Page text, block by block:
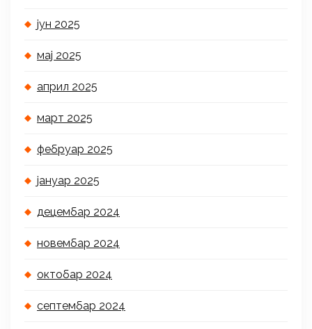
јун 2025
мај 2025
април 2025
март 2025
фебруар 2025
јануар 2025
децембар 2024
новембар 2024
октобар 2024
септембар 2024